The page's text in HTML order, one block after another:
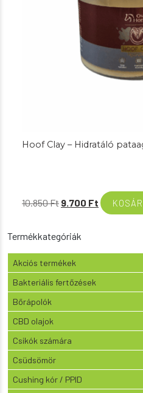
Hoof Clay – Hidratáló
10.850Ft Original
10.850 Ft.
9.700 Ft Current
price
Termékkategóriák
Akciós termékek
Bakteriális fertőzések
Bőrápolók
CBD olajok
Csikók számára
Csüdsömör
Cushing kór / PPID